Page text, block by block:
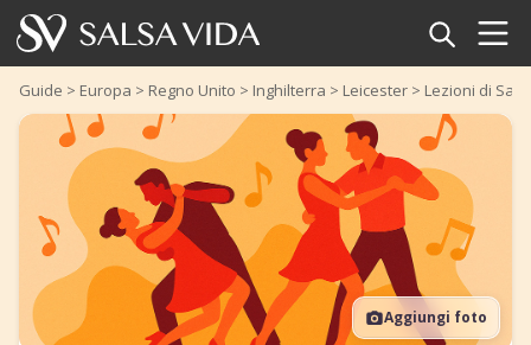
Home
Eventi
Notizie
Articoli
Video
Guide > Europa > Regno Unito > Inghilterra > Leicester > Lezioni di
Aggiungi foto